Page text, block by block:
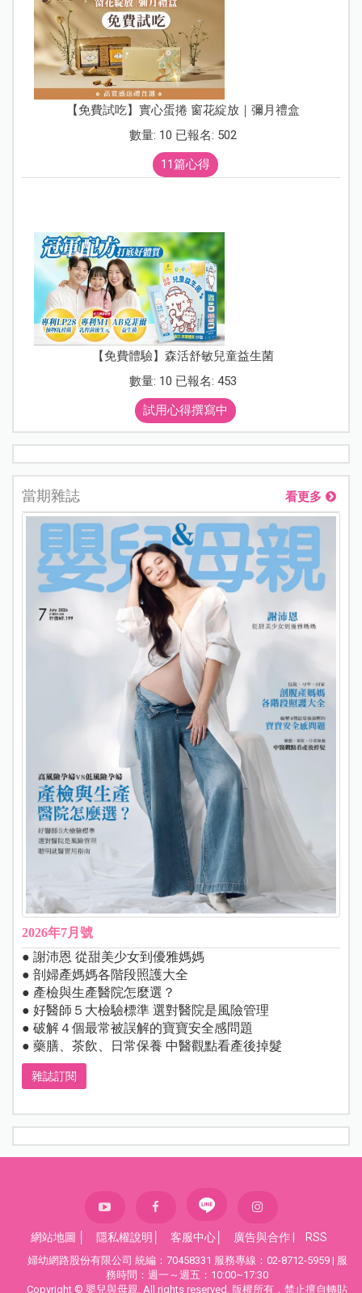
【免費試吃】實心蛋捲 窗花綻放｜彌月禮盒
數量: 10 已報名: 502
11篇心得
【免費體驗】森活舒敏兒童益生菌
數量: 10 已報名: 453
試用心得撰寫中
當期雜誌 看更多
2026年7月號
● 謝沛恩 從甜美少女到優雅媽媽
● 剖婦產媽媽各階段照護大全
● 產檢與生產醫院怎麼選？
● 好醫師５大檢驗標準 選對醫院是風險管理
● 破解４個最常被誤解的寶寶安全感問題
● 藥膳、茶飲、日常保養 中醫觀點看產後掉髮
雜誌訂閱
網站地圖 隱私權說明 客服中心 廣告與合作 RSS
婦幼網路股份有限公司 統編：70458331 服務專線：02-8712-5959 | 服
務時間：週一～週五：10:00~17:30
Copyright © 嬰兒與母親. All rights reserved. 版權所有，禁止擅自轉貼